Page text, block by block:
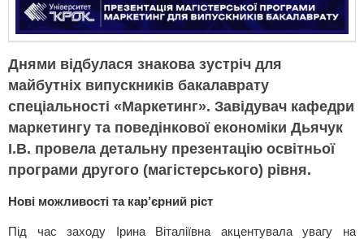
Днями відбулася знакова зустріч для
майбутніх випускників бакалаврату
спеціальності «Маркетинг». Завідувач кафедри
маркетингу та поведінкової економіки Дьячук
І.В. провела детальну презентацію освітньої
програми другого (магістерського) рівня.
Нові можливості та кар’єрний ріст
Під час заходу Ірина Віталіївна акцентувала увагу на